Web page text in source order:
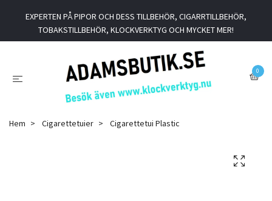
EXPERTEN PÅ PIPOR OCH DESS TILLBEHÖR, CIGARRTILLBEHÖR,
TOBAKSTILLBEHÖR, KLOCKVERKTYG OCH MYCKET MER!
0
Hem Cigarettetuier Cigarettetui Plastic